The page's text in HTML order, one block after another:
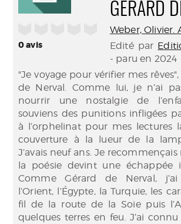
0avis
GÉRARD
Weber, Olivier.
Edité par
- paru en 2024
"Je voyage pour vérifier mes
de Nerval. Comme lui, je n’ai
nourrir une nostalgie de
souviens des punitions infligées
à l’orphelinat pour mes lectures
couverture à la lueur de la
J’avais neuf ans. Je
la poésie devint une échappée
Comme Gérard de Nerval,
l’Orient, l’Égypte, la Turquie, les
fil de la route de la Soie puis
quelques terres en feu. J’ai